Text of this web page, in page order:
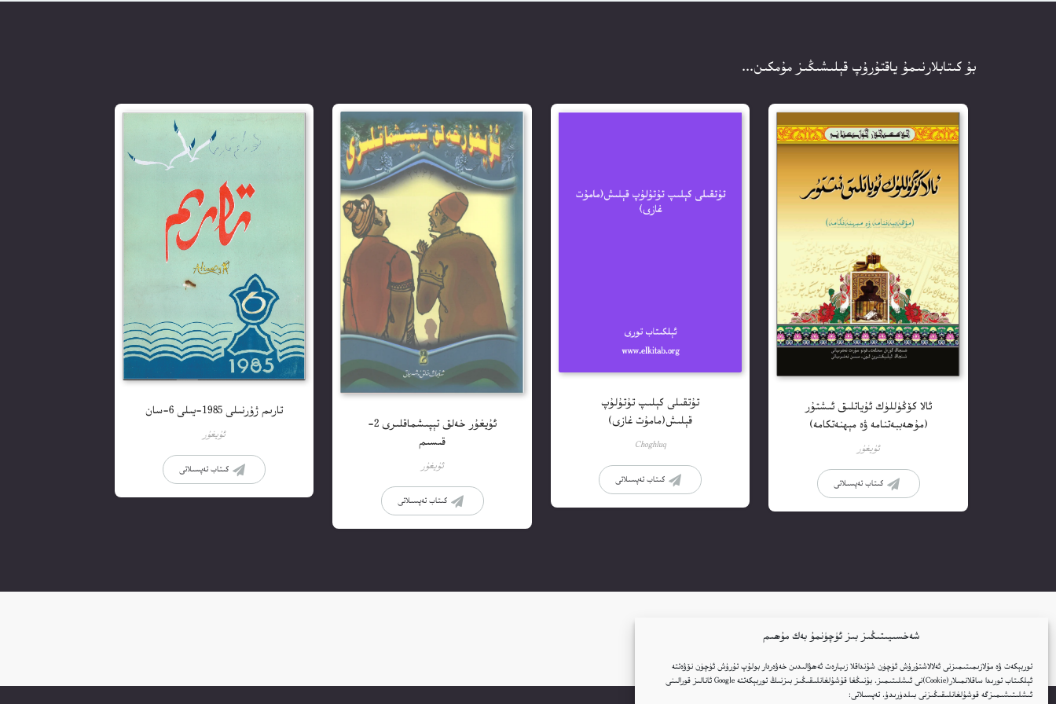
شەخسىيىتىڭىز بىز ئۈچۈنمۇ بەك مۇھىم
توربېكەت ۋە مۇلازىمىتىمىزنى ئەلالاشتۇرۇش ئۈچۈن شۇنداقلا زىيارەت ئەھۋالىدىن خەۋەردار بولۇپ تۇرۇش ئۈچۈن نۆۋەتتە
ئېلكىتاب تورىدا ساقلانمىلار(Cookie)نى ئىشلىتىمىز. بۇنىڭغا قۇشۇلغانلىقىڭىز بىزنىڭ توربېكەتتە Google ئانالىز قورالىنى
ئىشلىتىشىمىزگە قوشۇلغانلىقىڭىزنى بىلدۈرىدۇ. تەپسىلاتى:
بۇ كىتابلارنىمۇ ياقتۇرۇپ قېلىشىڭىز مۇمكىن...
ئالا كۆڭۈللۈك ئۇياتلىق ئىشتۇر
(مۇھەببەتنامە ۋە مېھنەتكامە)
ئۇيغۇر
كىتاب تەپسىلاتى
تۇتقىلى كېلىپ تۇتۇلۇپ
قېلىش(مامۇت غازى)
Choghluq
كىتاب تەپسىلاتى
ئۇيغۇر خەلق تېپىشماقلىرى 2-
قىسىم
ئۇيغۇر
كىتاب تەپسىلاتى
تارىم ژۇرنىلى 1985-يىلى 6-سان
ئۇيغۇر
كىتاب تەپسىلاتى